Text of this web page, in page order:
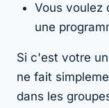
Vous voulez
une
Si c'est votre
ne fait
dans les